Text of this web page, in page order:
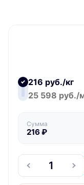
216 руб./кг
25 598 руб./
Сумма
216 ₽